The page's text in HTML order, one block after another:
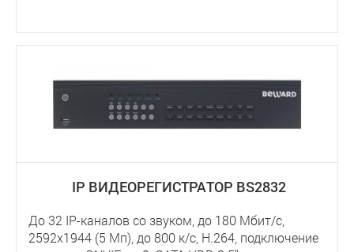
IP ВИДЕОРЕГИСТРАТОР BS2832
До 32 IP-каналов со звуком, до 180 Мбит/с,
2592х1944 (5 Мп), до 800 к/с, Н.264, подключение